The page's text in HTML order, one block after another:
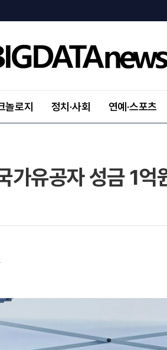
놀로지 정치·사회 연예·스포츠
유공자 성금 1억